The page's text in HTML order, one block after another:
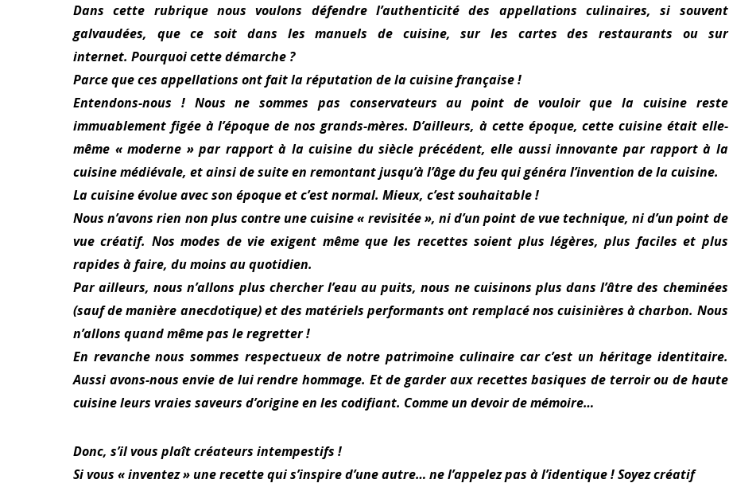
Dans cette rubrique nous voulons défendre l’authenticité des appellations culinaires, si souvent
galvaudées, que ce soit dans les manuels de cuisine, sur les cartes des restaurants ou sur
internet. Pourquoi cette démarche ?
Parce que ces appellations ont fait la réputation de la cuisine française !
Entendons-nous ! Nous ne sommes pas conservateurs au point de vouloir que la cuisine reste
immuablement figée à l’époque de nos grands-mères. D’ailleurs, à cette époque, cette cuisine était elle-
même « moderne » par rapport à la cuisine du siècle précédent, elle aussi innovante par rapport à la
cuisine médiévale, et ainsi de suite en remontant jusqu’à l’âge du feu qui généra l’invention de la cuisine.
La cuisine évolue avec son époque et c’est normal. Mieux, c’est souhaitable !
Nous n’avons rien non plus contre une cuisine « revisitée », ni d’un point de vue technique, ni d’un point de
vue créatif. Nos modes de vie exigent même que les recettes soient plus légères, plus faciles et plus
rapides à faire, du moins au quotidien.
Par ailleurs, nous n’allons plus chercher l’eau au puits, nous ne cuisinons plus dans l’âtre des cheminées
(sauf de manière anecdotique) et des matériels performants ont remplacé nos cuisinières à charbon. Nous
n’allons quand même pas le regretter !
En revanche nous sommes respectueux de notre patrimoine culinaire car c’est un héritage identitaire.
Aussi avons-nous envie de lui rendre hommage. Et de garder aux recettes basiques de terroir ou de haute
cuisine leurs vraies saveurs d’origine en les codifiant. Comme un devoir de mémoire…
Donc, s’il vous plaît créateurs intempestifs !
Si vous « inventez » une recette qui s’inspire d’une autre… ne l’appelez pas à l’identique ! Soyez créatif